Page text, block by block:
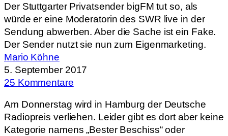
Der Stuttgarter Privatsender bigFM tut so, als
würde er eine Moderatorin des SWR live in der
Sendung abwerben. Aber die Sache ist ein Fake.
Der Sender nutzt sie nun zum Eigenmarketing.
Mario Köhne
5. September 2017
25 Kommentare
Am Donnerstag wird in Hamburg der Deutsche
Radiopreis verliehen. Leider gibt es dort aber keine
Kategorie namens „Bester Beschiss“ oder